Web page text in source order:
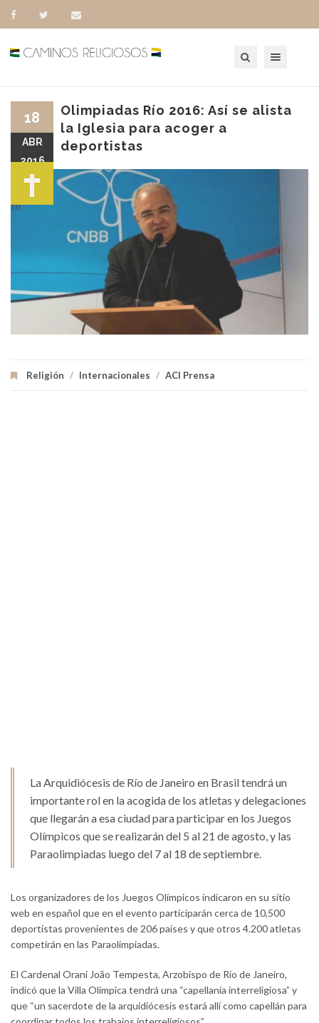
Olimpiadas Río 2016: Así se alista
la Iglesia para acoger a
deportistas
Religión / Internacionales / ACI Prensa
18
ABR
2016
La Arquidiócesis de Río de Janeiro en Brasil tendrá un
importante rol en la acogida de los atletas y delegaciones
que llegarán a esa ciudad para participar en los Juegos
Olímpicos que se realizarán del 5 al 21 de agosto, y las
Paraolimpiadas luego del 7 al 18 de septiembre.
Los organizadores de los Juegos Olímpicos indicaron en su sitio
web en español que en el evento participarán cerca de 10,500
deportistas provenientes de 206 países y que otros 4.200 atletas
competirán en las Paraolimpiadas.
El Cardenal Orani João Tempesta, Arzobispo de Río de Janeiro,
indicó que la Villa Olímpica tendrá una “capellanía interreligiosa” y
que “un sacerdote de la arquidiócesis estará allí como capellán para